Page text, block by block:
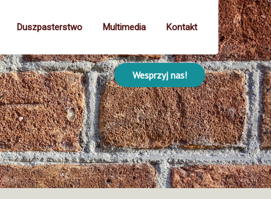
Wesprzyj nas!
Duszpasterstwo Multimedia Kontakt